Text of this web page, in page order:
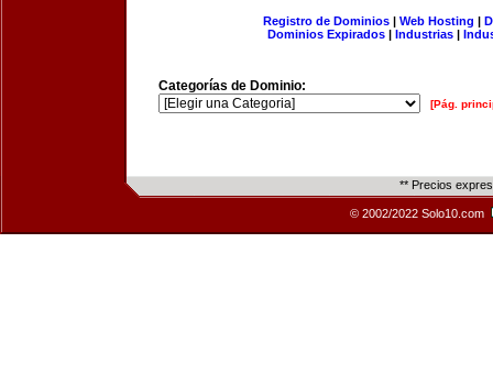
Registro de Dominios| Web Hosting |
Dominios Expirados | Industrias |
Categorías de Dominio:
[Pág.
** Precios
© 2002/2022 Solo10.com